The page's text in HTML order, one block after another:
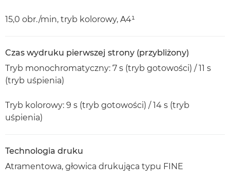
15,0 obr./min, tryb kolorowy, A4¹
Czas wydruku pierwszej strony (przybliżony)
Tryb monochromatyczny: 7 s (tryb gotowości) / 11 s
(tryb uśpienia)
Tryb kolorowy: 9 s (tryb gotowości) / 14 s (tryb
uśpienia)
Technologia druku
Atramentowa, głowica drukująca typu FINE